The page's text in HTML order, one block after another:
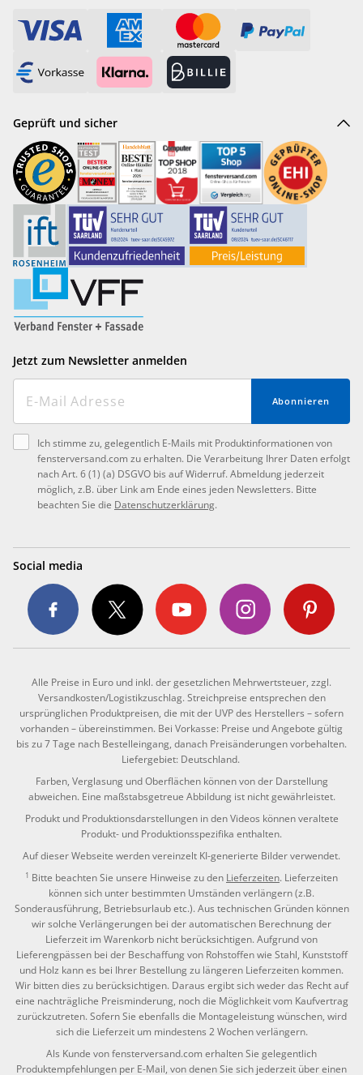
Geprüft und sicher
Jetzt zum Newsletter anmelden
Abonnieren
Ich stimme zu, gelegentlich E-Mails mit Produktinformationen von
fensterversand.com zu erhalten. Die Verarbeitung Ihrer Daten erfolgt
nach Art. 6 (1) (a) DSGVO bis auf Widerruf. Abmeldung jederzeit
möglich, z.B. über Link am Ende eines jeden Newsletters. Bitte
beachten Sie die Datenschutzerklärung.
Social media
Alle Preise in Euro und inkl. der gesetzlichen Mehrwertsteuer, zzgl.
Versandkosten/Logistikzuschlag. Streichpreise entsprechen den
ursprünglichen Produktpreisen, die mit der UVP des Herstellers – sofern
vorhanden – übereinstimmen. Bei Vorkasse: Preise und Angebote gültig
bis zu 7 Tage nach Bestelleingang, danach Preisänderungen vorbehalten.
Liefergebiet: Deutschland.
Farben, Verglasung und Oberflächen können von der Darstellung
abweichen. Eine maßstabsgetreue Abbildung ist nicht gewährleistet.
Produkt und Produktionsdarstellungen in den Videos können veraltete
Produkt- und Produktionsspezifika enthalten.
Auf dieser Webseite werden vereinzelt KI-generierte Bilder verwendet.
1 Bitte beachten Sie unsere Hinweise zu den Lieferzeiten. Lieferzeiten
können sich unter bestimmten Umständen verlängern (z.B.
Sonderausführung, Betriebsurlaub etc.). Aus technischen Gründen können
wir solche Verlängerungen bei der automatischen Berechnung der
Lieferzeit im Warenkorb nicht berücksichtigen. Aufgrund von
Lieferengpässen bei der Beschaffung von Rohstoffen wie Stahl, Kunststoff
und Holz kann es bei Ihrer Bestellung zu längeren Lieferzeiten kommen.
Wir bitten dies zu berücksichtigen. Daraus ergibt sich weder das Recht auf
eine nachträgliche Preisminderung, noch die Möglichkeit vom Kaufvertrag
zurückzutreten. Sofern Sie ebenfalls die Montageleistung wünschen, wird
sich die Lieferzeit um mindestens 2 Wochen verlängern.
Als Kunde von fensterversand.com erhalten Sie gelegentlich
Produktempfehlungen per E-Mail, von denen Sie sich jederzeit über einen